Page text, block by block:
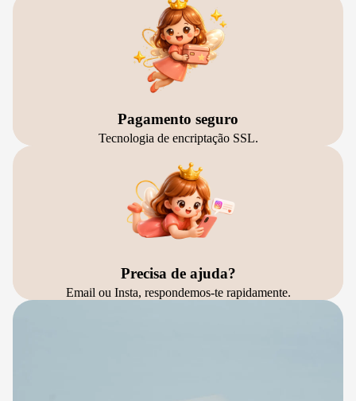
Pagamento seguro
Tecnologia de encriptação SSL.
Precisa de ajuda?
Email ou Insta, respondemos-te rapidamente.